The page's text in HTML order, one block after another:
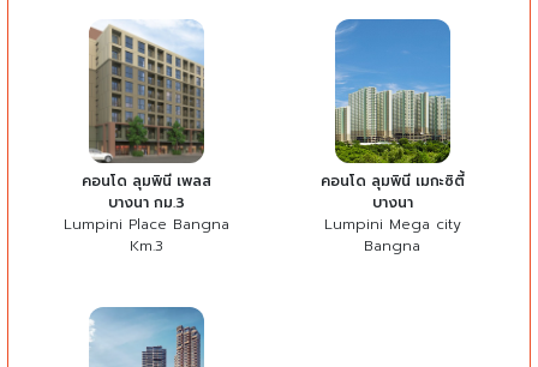
คอนโด ลุมพินี เพลส
บางนา กม.3
Lumpini Place Bangna
Km.3
คอนโด ลุมพินี เมกะซิตี้
บางนา
Lumpini Mega city
Bangna